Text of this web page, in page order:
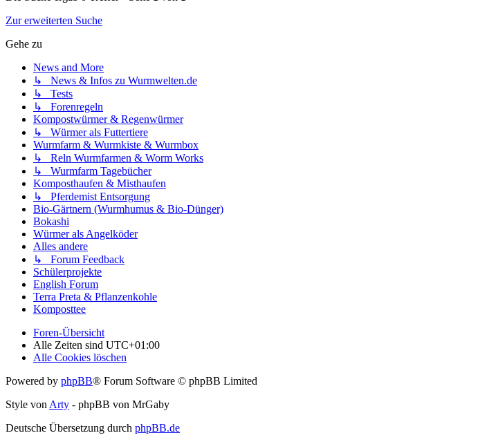
Zur erweiterten Suche
Gehe zu
News and More
↳ News & Infos zu Wurmwelten.de
↳ Tests
↳ Forenregeln
Kompostwürmer & Regenwürmer
↳ Würmer als Futtertiere
Wurmfarm & Wurmkiste & Wurmbox
↳ Reln Wurmfarmen & Worm Works
↳ Wurmfarm Tagebücher
Komposthaufen & Misthaufen
↳ Pferdemist Entsorgung
Bio-Gärtnern (Wurmhumus & Bio-Dünger)
Bokashi
Würmer als Angelköder
Alles andere
↳ Forum Feedback
Schülerprojekte
English Forum
Terra Preta & Pflanzenkohle
Komposttee
Foren-Übersicht
Alle Zeiten sind UTC+01:00
Alle Cookies löschen
Powered by phpBB® Forum Software © phpBB Limited
Style vonArty - phpBB von MrGaby
Deutsche Übersetzung durch phpBB.de